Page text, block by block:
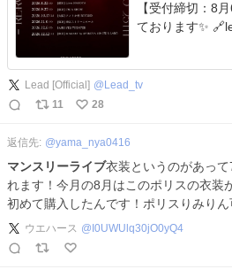
【受付締切：8月6日(木)】 皆さ
ております✨
Lead [Official] @ Lead_tv
11
28
返信先: @yama_nya0416
マンスリーライブ衣装というのがあっ
れます！今月の8月はこのポリスの衣装
初めて購入したんです！ポリスりみり
ウエハース @ I0UWUlq30jO0yQ4